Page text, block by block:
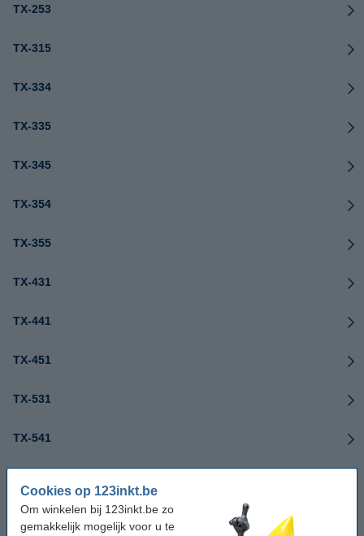
Cookies op 123inkt.be
Om winkelen bij 123inkt.be zo
gemakkelijk mogelijk voor u te
TX-253
TX-315
TX-334
TX-335
TX-345
TX-354
TX-355
TX-431
TX-441
TX-451
TX-531
TX-541
TX-611